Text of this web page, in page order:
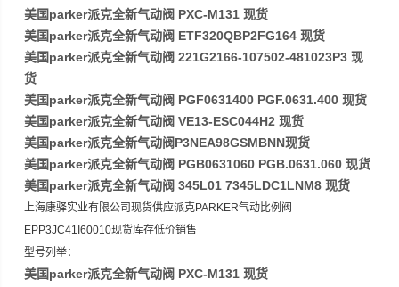
美国parker派克全新气动阀 PXC-M131 现货
美国parker派克全新气动阀 ETF320QBP2FG164 现货
美国parker派克全新气动阀 221G2166-107502-481023P3 现
货
美国parker派克全新气动阀 PGF0631400 PGF.0631.400 现货
美国parker派克全新气动阀 VE13-ESC044H2 现货
美国parker派克全新气动阀P3NEA98GSMBNN现货
美国parker派克全新气动阀 PGB0631060 PGB.0631.060 现货
美国parker派克全新气动阀 345L01 7345LDC1LNM8 现货
上海康驿实业有限公司现货供应派克PARKER气动比例阀
EPP3JC41I60010现货库存低价销售
型号列举：
美国parker派克全新气动阀 PXC-M131 现货